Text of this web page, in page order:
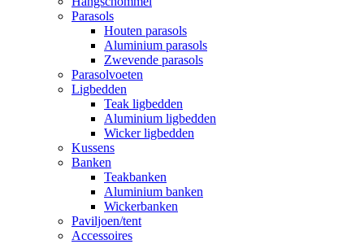
Parasols
Houten parasols
Aluminium parasols
Zwevende parasols
Parasolvoeten
Ligbedden
Teak ligbedden
Aluminium ligbedden
Wicker ligbedden
Kussens
Banken
Teakbanken
Aluminium banken
Wickerbanken
Paviljoen/tent
Accessoires